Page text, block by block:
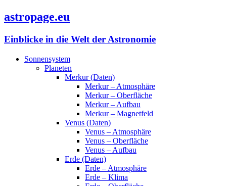
astropage.eu
Einblicke in die Welt der Astronomie
Sonnensystem
Planeten
Merkur (Daten)
Merkur – Atmosphäre
Merkur – Oberfläche
Merkur – Aufbau
Merkur – Magnetfeld
Venus (Daten)
Venus – Atmosphäre
Venus – Oberfläche
Venus – Aufbau
Erde (Daten)
Erde – Atmosphäre
Erde – Klima